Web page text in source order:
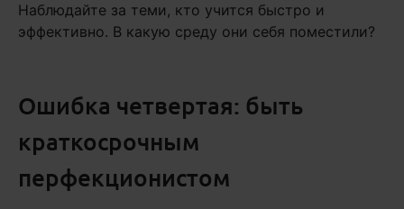
Наблюдайте за теми, кто учится быстро и
эффективно. В какую среду они себя поместили?
Ошибка четвертая: быть
краткосрочным
перфекционистом